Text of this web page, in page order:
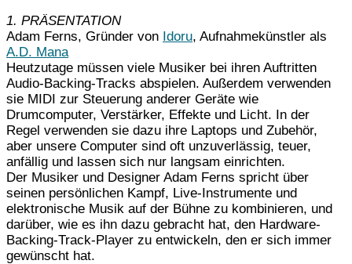
1. PRÄSENTATION
Adam Ferns, Gründer von Idoru, Aufnahmekünstler als
A.D. Mana
Heutzutage müssen viele Musiker bei ihren Auftritten
Audio-Backing-Tracks abspielen. Außerdem verwenden
sie MIDI zur Steuerung anderer Geräte wie
Drumcomputer, Verstärker, Effekte und Licht. In der
Regel verwenden sie dazu ihre Laptops und Zubehör,
aber unsere Computer sind oft unzuverlässig, teuer,
anfällig und lassen sich nur langsam einrichten.
Der Musiker und Designer Adam Ferns spricht über
seinen persönlichen Kampf, Live-Instrumente und
elektronische Musik auf der Bühne zu kombinieren, und
darüber, wie es ihn dazu gebracht hat, den Hardware-
Backing-Track-Player zu entwickeln, den er sich immer
gewünscht hat.